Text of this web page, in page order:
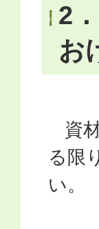
2
お
資
る限
い。